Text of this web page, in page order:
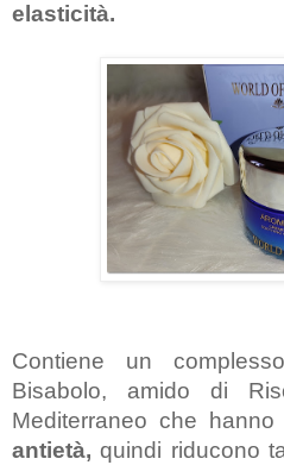
elasticità.
Contiene un
Bisabolo, amido di
Mediterraneo che hanno
antietà, quindi riducono